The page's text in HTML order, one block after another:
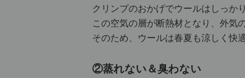
クリンプのおかげでウールはしっか
この空気の層が断熱材となり、外気
そのため、ウールは春夏も涼しく快
②蒸れない＆臭わない